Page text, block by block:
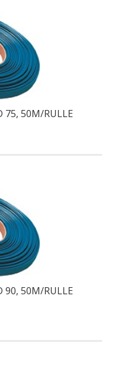
75, 50M/RULLE
90, 50M/RULLE